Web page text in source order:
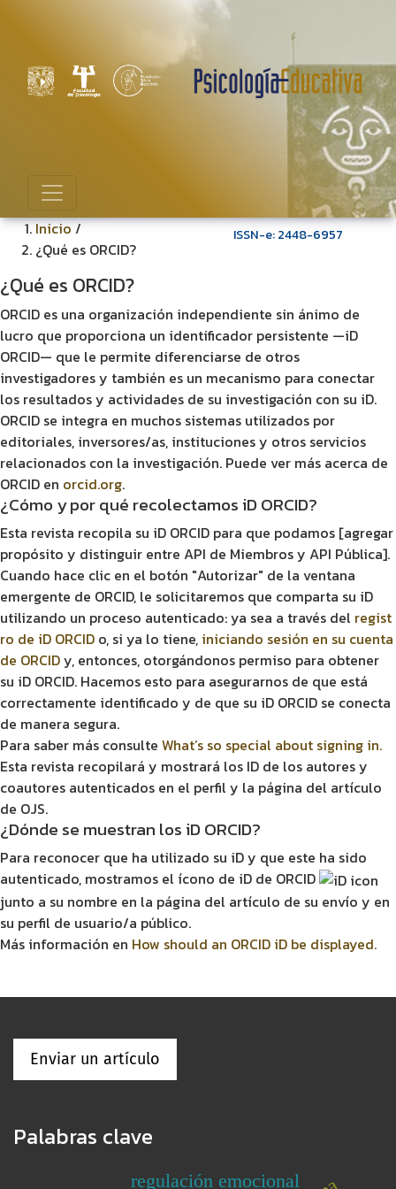
ISSN-e: 2448-6957
Inicio/
¿Qué es ORCID?
¿Qué es ORCID?
ORCID es una organización independiente sin ánimo de
lucro que proporciona un identificador persistente —iD
ORCID— que le permite diferenciarse de otros
investigadores y también es un mecanismo para conectar
los resultados y actividades de su investigación con su iD.
ORCID se integra en muchos sistemas utilizados por
editoriales, inversores/as, instituciones y otros servicios
relacionados con la investigación. Puede ver más acerca de
ORCID en orcid.org.
¿Cómo y por qué recolectamos iD ORCID?
Esta revista recopila su iD ORCID para que podamos [agregar
propósito y distinguir entre API de Miembros y API Pública].
Cuando hace clic en el botón "Autorizar" de la ventana
emergente de ORCID, le solicitaremos que comparta su iD
utilizando un proceso autenticado: ya sea a través del regist
ro de iD ORCID o, si ya lo tiene, iniciando sesión en su cuenta
de ORCIDy, entonces, otorgándonos permiso para obtener
su iD ORCID. Hacemos esto para asegurarnos de que está
correctamente identificado y de que su iD ORCID se conecta
de manera segura.
Para saber más consulte What’s so special about signing in.
Esta revista recopilará y mostrará los ID de los autores y
coautores autenticados en el perfil y la página del artículo
de OJS.
¿Dónde se muestran los iD ORCID?
Para reconocer que ha utilizado su iD y que este ha sido
autenticado, mostramos el ícono de iD de ORCID
junto a su nombre en la página del artículo de su envío y en
su perfil de usuario/a público.
Más información en How should an ORCID iD be displayed.
Enviar un artículo
Palabras clave
regulación emocional